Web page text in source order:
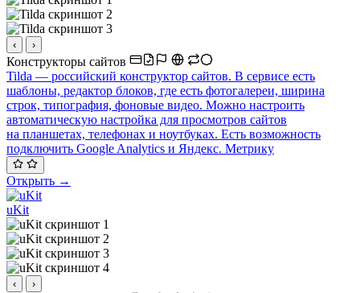
‹ ›
Конструкторы сайтов
Tilda — российский конструктор сайтов. В сервисе есть
шаблоны, редактор блоков, где есть фотогалереи, ширина
строк, типография, фоновые видео. Можно настроить
автоматическую настройка для просмотров сайтов
на планшетах, телефонах и ноутбуках. Есть возможность
подключить Google Analytics и Яндекс. Метрику
Открыть →
uKit
‹ ›